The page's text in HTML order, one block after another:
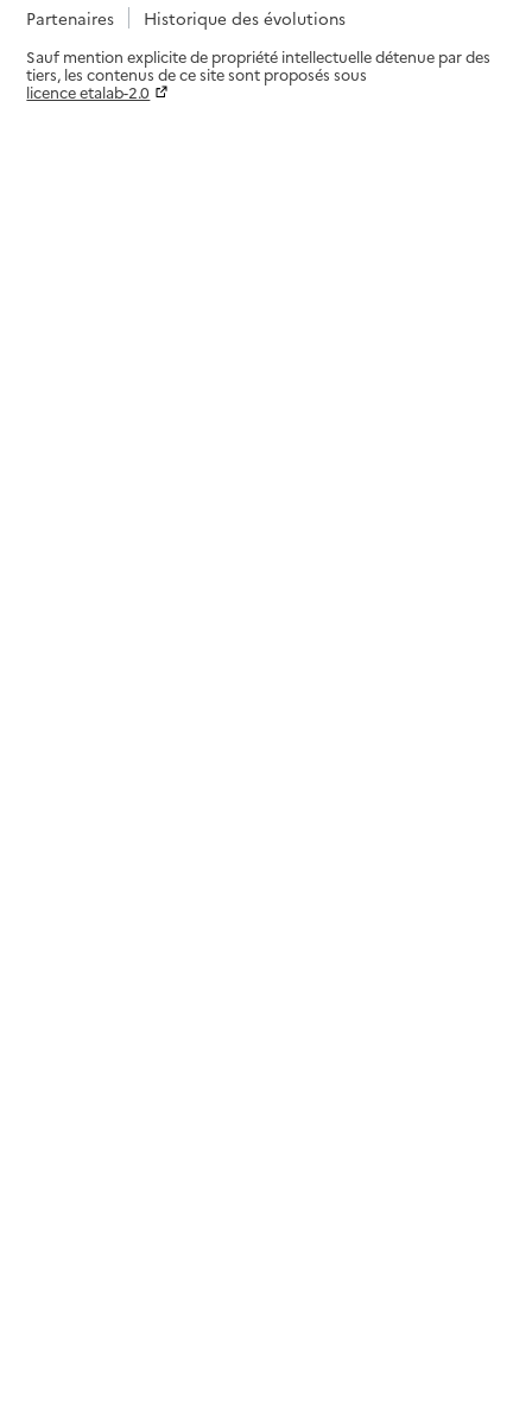
Partenaires
Historique des évolutions
Sauf mention explicite de propriété intellectuelle détenue par des
tiers, les contenus de ce site sont proposés sous
licence etalab-2.0